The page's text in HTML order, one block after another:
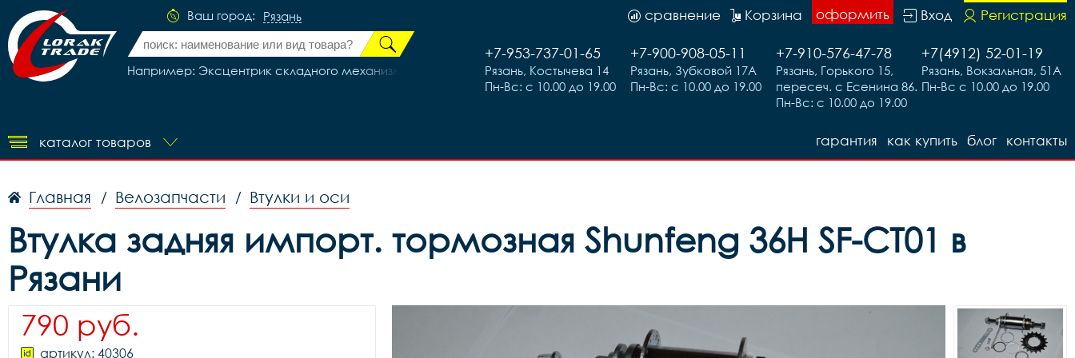
Ваш город: Рязань
Например: Эксцентрик складного механизма для самоката M5*65mm, код 78105
Регистрация
Вход
оформить
Корзина
сравнение
+7(4912) 52-01-19
Рязань, Вокзальная, 51А
Пн-Вс с 10.00 до 19.00
+7-910-576-47-78
Рязань, Горького 15,
пересеч. с Есенина 86.
Пн-Вс: с 10.00 до 19.00
+7-900-908-05-11
Рязань, Зубковой 17А
Пн-Вс: с 10.00 до 19.00
+7-953-737-01-65
Рязань, Костычева 14
Пн-Вс: с 10.00 до 19.00
каталог товаров контакты
блог
как купить
гарантия
Главная / Велозапчасти / Втулки и оси
Втулка задняя импорт. тормозная Shunfeng 36H SF-CT01 в
Рязани
790 руб.
артикул: 40306